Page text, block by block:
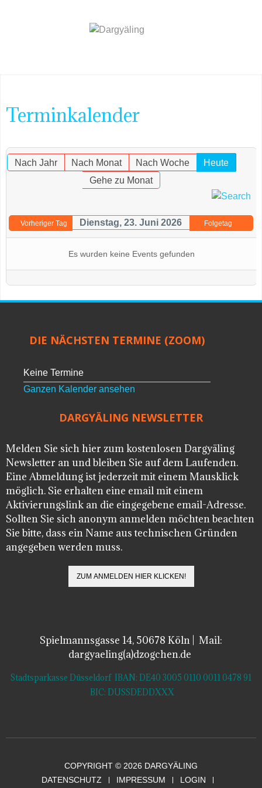
Terminkalender
Nach Jahr Nach Monat Nach Woche
Heute
Gehe zu Monat
Vorheriger Tag Dienstag, 23. Juni 2026 Folgetag
Es wurden keine Events gefunden
DIE NÄCHSTEN TERMINE (ZOOM)
Keine Termine
Ganzen Kalender ansehen
DARGYÄLING NEWSLETTER
Melden Sie sich hier zum kostenlosen Dargyäling
Newsletter an und bleiben Sie auf dem Laufenden.
Eine Abmeldung ist jederzeit mit einem Mausklick
möglich. Sie erhalten eine email mit einem
Aktivierungslink an die eingegebene email-Adresse.
Sollten Sie sich anonym anmelden möchten beachten
Sie bitte, dass ein Name aus technischen Gründen
angegeben werden muss.
Spielmannsgasse 14, 50678 Köln | Mail:
dargyaeling(a)dzogchen.de
Stadtsparkasse Düsseldorf IBAN: DE40 3005 0110 0011 0478 91
BIC: DUSSDEDDXXX
COPYRIGHT © 2026 DARGYÄLING
DATENSCHUTZ
IMPRESSUM LOGIN